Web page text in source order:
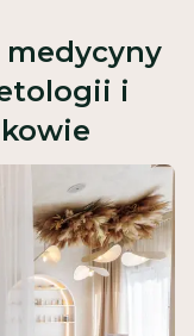
medycyny
i